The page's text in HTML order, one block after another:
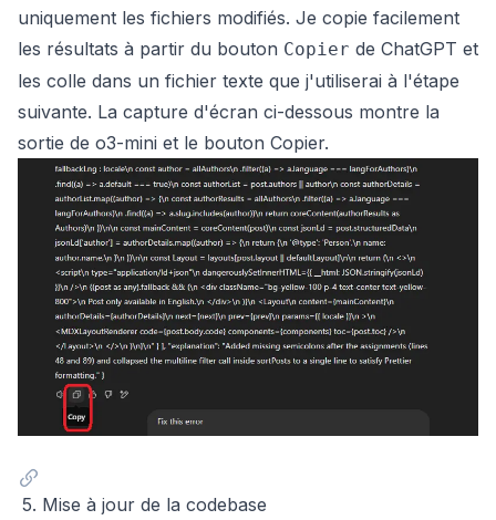
uniquement les fichiers modifiés. Je copie facilement
les résultats à partir du bouton Copier de ChatGPT et
les colle dans un fichier texte que j'utiliserai à l'étape
suivante. La capture d'écran ci-dessous montre la
sortie de o3-mini et le bouton Copier.
5. Mise à jour de la codebase